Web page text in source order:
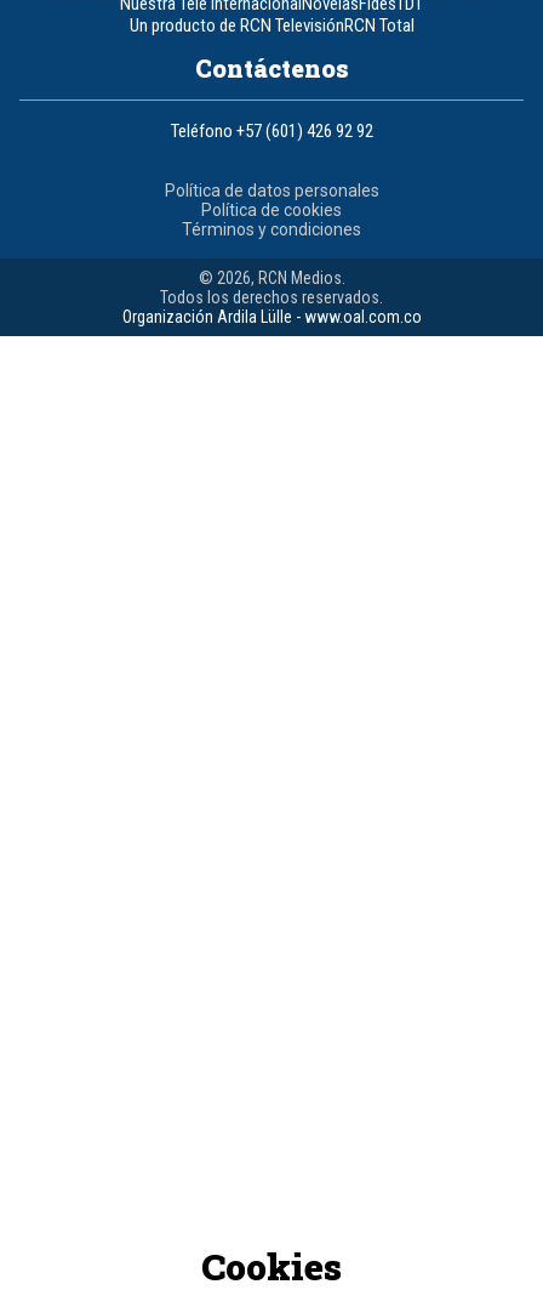
Un producto de RCN TelevisiónRCN Total
Contáctenos
Teléfono +57 (601) 426 92 92
Política de datos personales
Política de cookies
Términos y condiciones
© 2026, RCN Medios.
Todos los derechos reservados.
Organización Ardila Lülle - www.oal.com.co
Cookies